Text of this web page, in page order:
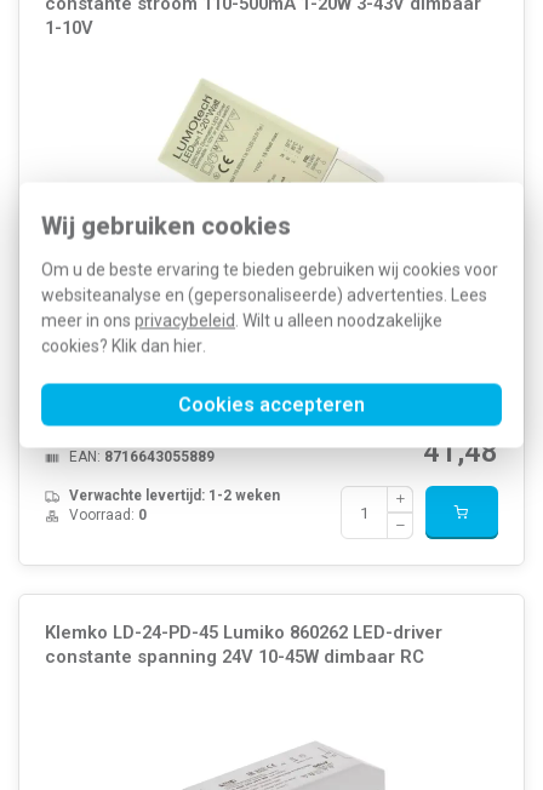
Wij gebruiken cookies
Om u de beste ervaring te bieden gebruiken wij cookies voor
websiteanalyse en (gepersonaliseerde) advertenties. Lees
meer in ons privacybeleid . Wilt u alleen noodzakelijke
cookies? Klik dan hier
Cookies accepteren
1-10V
Klemko LED-driver, instelbare constante stroom 110–500 mA via
potmeter. Uitgangsspanning 3–43 V, ingangsspanning 100–240 V.
(3,1 W). Afmetingen (l × b × h): 110 × 52 × 23,5 mm.Meer informatie »
66,49
41,48
EAN: 8716643055889
Verwachte levertijd: 1-2 weken
Voorraad: 0
Klemko LD-24-PD-45 Lumiko 860262 LED-driver
constante spanning 24V 10-45W dimbaar RC